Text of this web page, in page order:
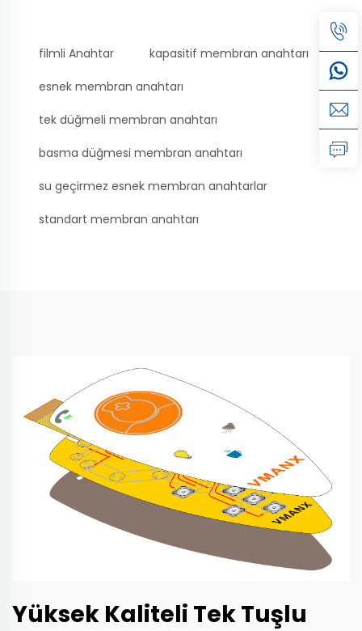
filmli Anahtar kapasitif membran anahtarı
esnek membran anahtarı
tek düğmeli membran anahtarı
basma düğmesi membran anahtarı
su geçirmez esnek membran anahtarlar
standart membran anahtarı
Yüksek Kaliteli Tek Tuşlu